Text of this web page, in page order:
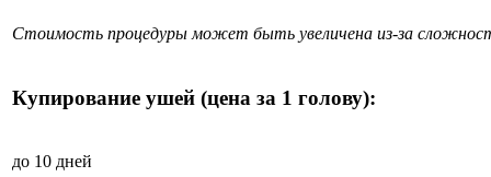
Стоимость процедуры может быть увеличена из-за
Купирование ушей (цена за 1 голову):
до 10 дней